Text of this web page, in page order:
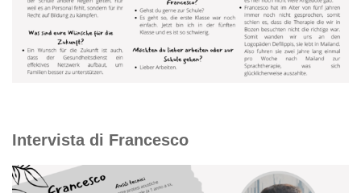
Intervista di Francesco